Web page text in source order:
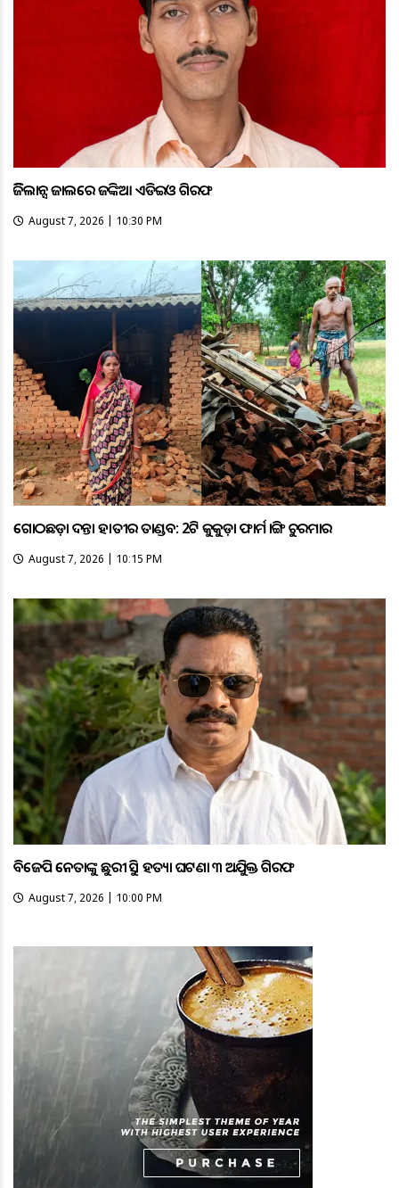
ଭିଜିଲାନ୍ସ ଜାଲରେ ଜଙ୍କିଆ ଏଡିଇଓ ଗିରଫ
August 7, 2026 | 10:30 PM
ଗୋଠଛଡ଼ା ଦନ୍ତା ହାତୀର ତାଣ୍ଡବ: 2ଟି କୁକୁଡ଼ା ଫାର୍ମ ଭାଙ୍ଗି ଚୁରମାର
August 7, 2026 | 10:15 PM
ବିଜେପି ନେତାଙ୍କୁ ଛୁରୀ ଭୁସି ହତ୍ୟା ଘଟଣା ୩ ଅଭିଯୁକ୍ତ ଗିରଫ
August 7, 2026 | 10:00 PM